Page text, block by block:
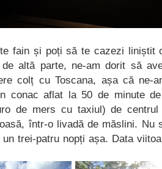
fain și poți să te cazezi liniștit
altă parte, ne-am dorit să
colț cu Toscana, așa că ne-
conac aflat la 50 de minute
de mers cu taxiul) de
într-o livadă de măslini. Nu
trei-patru nopți așa. Data